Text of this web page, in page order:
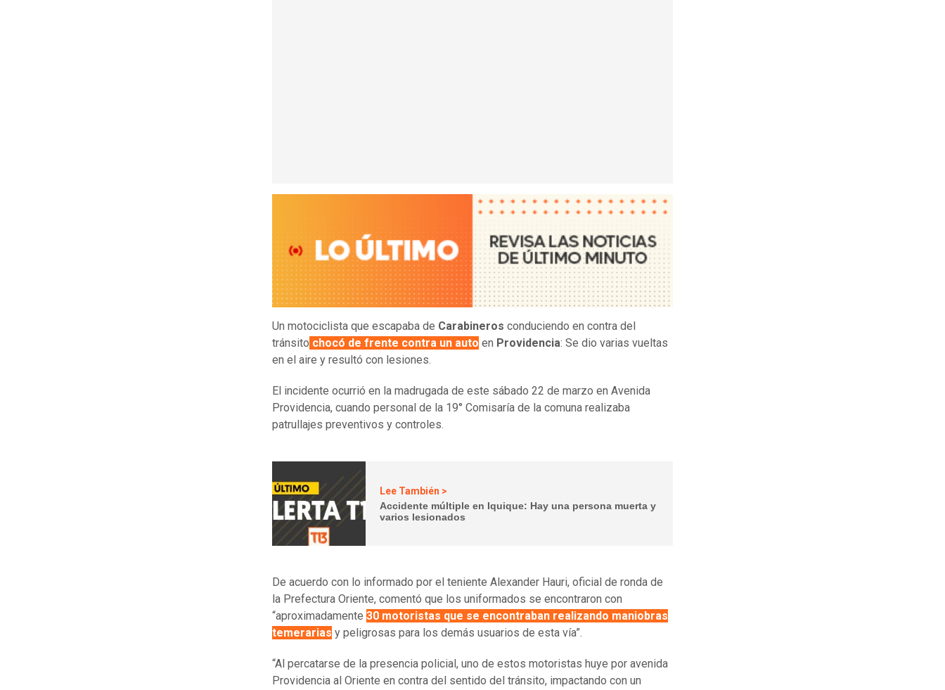
Un motociclista que escapaba de Carabineros conduciendo en contra del
tránsito chocó de frente contra un auto en Providencia: Se dio varias vueltas
en el aire y resultó con lesiones.
El incidente ocurrió en la madrugada de este sábado 22 de marzo en Avenida
Providencia, cuando personal de la 19° Comisaría de la comuna realizaba
patrullajes preventivos y controles.
Lee También >
Accidente múltiple en Iquique: Hay una persona muerta y
varios lesionados
De acuerdo con lo informado por el teniente Alexander Hauri, oficial de ronda de
la Prefectura Oriente, comentó que los uniformados se encontraron con
“aproximadamente 30 motoristas que se encontraban realizando maniobras
temerarias y peligrosas para los demás usuarios de esta vía”.
“Al percatarse de la presencia policial, uno de estos motoristas huye por avenida
Providencia al Oriente en contra del sentido del tránsito, impactando con un